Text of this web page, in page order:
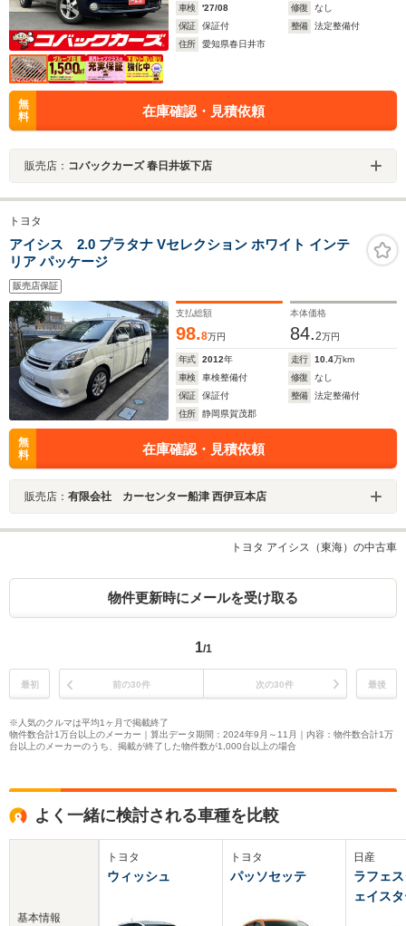
車検
'27/08 修復
なし
保証
保証付 整備
法定整備付
住所
愛知県春日井市
無
料
在庫確認・見積依頼
販売店： コバックカーズ 春日井坂下店
トヨタ
アイシス 2.0 プラタナ Vセレクション ホワイト インテ
リア パッケージ
販売店保証
支払総額
98.8万円
本体価格
84.2万円
年式 2012年 走行 10.4万km
車検
車検整備付 修復
なし
保証
保証付 整備
法定整備付
住所
静岡県賀茂郡
無
料
在庫確認・見積依頼
販売店： 有限会社 カーセンター船津 西伊豆本店
トヨタ アイシス（東海）の中古車
物件更新時にメールを受け取る
1/1
最初 前の30件 次の30件 最後
※人気のクルマは平均1ヶ月で掲載終了
物件数合計1万台以上のメーカー｜算出データ期間：2024年9月～11月｜内容：物件数合計1万
台以上のメーカーのうち、掲載が終了した物件数が1,000台以上の場合
よく一緒に検討される車種を比較
基本情報
トヨタ
ウィッシュ
トヨタ
パッソセッテ
日産
ラフェ
ェイス